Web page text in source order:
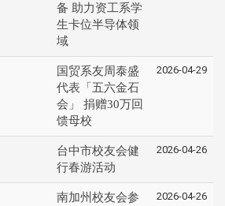
备 助力资工系学
生卡位半导体领
域
国贸系友周泰盛
代表「五六金石
会」 捐赠30万回
馈母校
2026-04-29
台中市校友会健
行春游活动
2026-04-26
南加州校友会参
2026-04-26